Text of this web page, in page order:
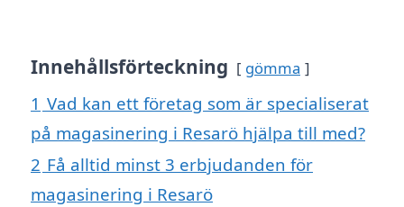
Innehållsförteckning gömma
1 Vad kan ett företag som är specialiserat
på magasinering i Resarö hjälpa till med?
2 Få alltid minst 3 erbjudanden för
magasinering i Resarö